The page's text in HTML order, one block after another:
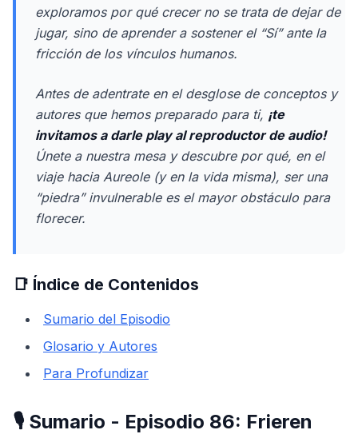
exploramos por qué crecer no se trata de dejar de
jugar, sino de aprender a sostener el “Sí” ante la
fricción de los vínculos humanos.
Antes de adentrate en el desglose de conceptos y
autores que hemos preparado para ti, ¡te
invitamos a darle playal reproductor de audio!
Únete a nuestra mesa y descubre por qué, en el
viaje hacia Aureole (y en la vida misma), ser una
“piedra” invulnerable es el mayor obstáculo para
florecer.
📑 Índice de Contenidos
Sumario del Episodio
Glosario y Autores
Para Profundizar
🎙️ Sumario - Episodio 86: Frieren